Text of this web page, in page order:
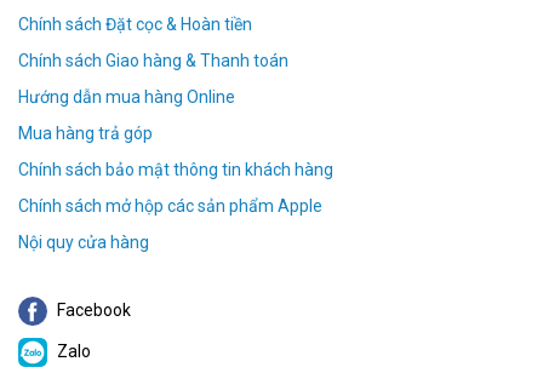
Chính sách Đặt cọc & Hoàn tiền
Chính sách Giao hàng & Thanh toán
Hướng dẫn mua hàng Online
Mua hàng trả góp
Chính sách bảo mật thông tin khách hàng
Chính sách mở hộp các sản phẩm Apple
Nội quy cửa hàng
Facebook
Zalo